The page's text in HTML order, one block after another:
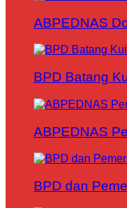
ABPEDNAS
BPD Batang
ABPEDNAS
BPD dan